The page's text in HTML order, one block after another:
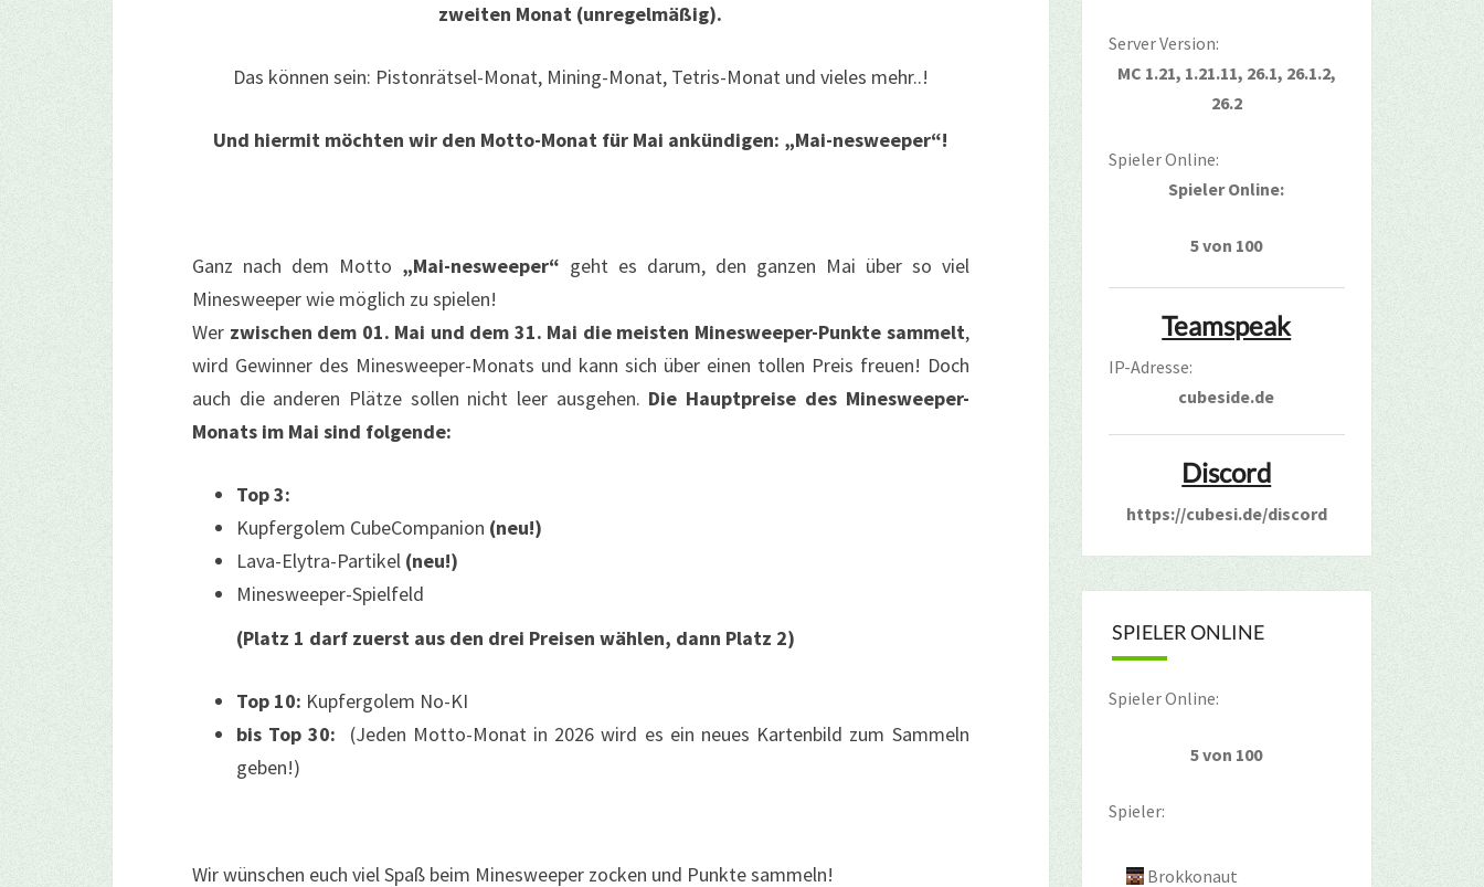
zweiten Monat (unregelmäßig).
Das können sein: Pistonrätsel-Monat, Mining-Monat, Tetris-Monat und vieles mehr..!
Und hiermit möchten wir den Motto-Monat für Mai ankündigen: „Mai-nesweeper“!
Ganz nach dem Motto „Mai-nesweeper“ geht es darum, den ganzen Mai über so viel
Minesweeper wie möglich zu spielen!
Wer zwischen dem 01. Mai und dem 31. Mai die meisten Minesweeper-Punkte sammelt,
wird Gewinner des Minesweeper-Monats und kann sich über einen tollen Preis freuen! Doch
auch die anderen Plätze sollen nicht leer ausgehen. Die Hauptpreise des Minesweeper-
Monats im Mai sind folgende:
Top 3:
Kupfergolem CubeCompanion (neu!)
Lava-Elytra-Partikel (neu!)
Minesweeper-Spielfeld
(Platz 1 darf zuerst aus den drei Preisen wählen, dann Platz 2)
Top 10: Kupfergolem No-KI
bis Top 30: (Jeden Motto-Monat in 2026 wird es ein neues Kartenbild zum Sammeln
geben!)
Wir wünschen euch viel Spaß beim Minesweeper zocken und Punkte sammeln!
Server Version:
MC 1.21, 1.21.11, 26.1, 26.1.2,
26.2
Spieler Online:
Spieler Online:
5 von 100
Teamspeak
IP-Adresse:
cubeside.de
Discord
https://cubesi.de/discord
SPIELER ONLINE
Spieler Online:
5 von 100
Spieler:
Brokkonaut